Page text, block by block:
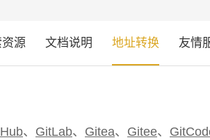
源 文档说明 地址转换 友情
、 GitLab、 Gitea、 Gitee、